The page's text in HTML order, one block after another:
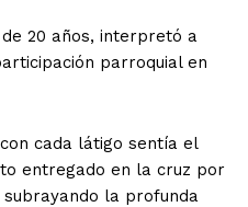
20 años, interpretó a
parroquial en
cada látigo sentía el
entregado en la cruz por
la profunda